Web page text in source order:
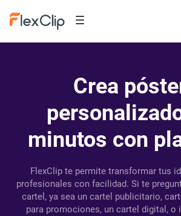
Crea
minutos con
FlexClip te permite transformar tus
profesionales con facilidad. Si te
cartel, ya sea un cartel publicitario,
para promociones, un cartel digital, o